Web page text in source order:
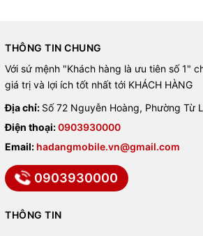
THÔNG TIN CHUNG
Với sứ mệnh "Khách hàng là ưu tiên số 1"
giá trị và lợi ích tốt nhất tới KHÁCH HÀNG
Địa chỉ: Số 72 Nguyễn Hoàng, Phường Từ
Điện thoại:0903930000
Email: hadangmobile.vn@gmail.com
0903930000
THÔNG TIN